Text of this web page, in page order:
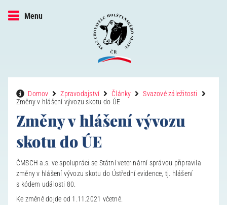
Menu
Domov Zpravodajství Články
Svazové záležitosti
Změny v hlášení vývozu skotu do ÚE
Změny v hlášení vývozu
skotu do ÚE
ČMSCH a.s. ve spolupráci se Státní veterinární správou připravila
změny v hlášení vývozu skotu do Ústřední evidence, tj. hlášení
s kódem události 80.
Ke změně dojde od 1.11.2021 včetně.